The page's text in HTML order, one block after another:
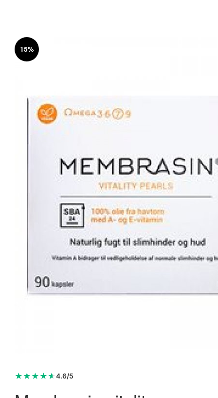
Varen er nu i kurven ✔
Vi anbefaler dig disse
New Nordic Hair Volume™ 180 tabl.
625,95 kr. 1.038,00 kr.
Læg i kurv
15%
★ ★ ★ ★★4.6/5